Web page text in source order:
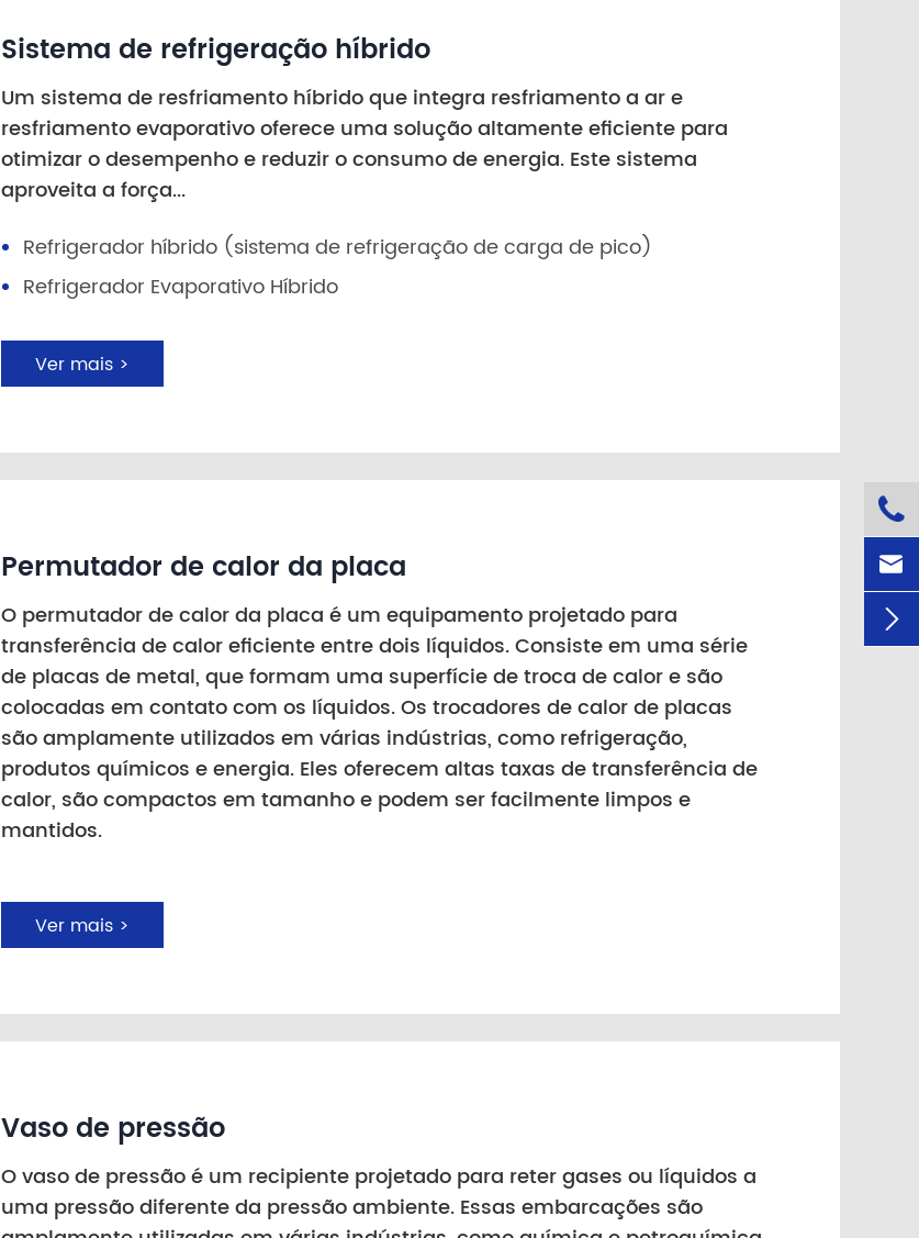
Sistema de refrigeração híbrido
Um sistema de resfriamento híbrido que integra resfriamento a ar e
resfriamento evaporativo oferece uma solução altamente eficiente para
otimizar o desempenho e reduzir o consumo de energia. Este sistema
aproveita a força...
Refrigerador híbrido (sistema de refrigeração de carga de pico)
Refrigerador Evaporativo Híbrido
Ver mais >
Permutador de calor da placa
O permutador de calor da placa é um equipamento projetado para
transferência de calor eficiente entre dois líquidos. Consiste em uma série
de placas de metal, que formam uma superfície de troca de calor e são
colocadas em contato com os líquidos. Os trocadores de calor de placas
são amplamente utilizados em várias indústrias, como refrigeração,
produtos químicos e energia. Eles oferecem altas taxas de transferência de
calor, são compactos em tamanho e podem ser facilmente limpos e
mantidos.
Ver mais >
Vaso de pressão
O vaso de pressão é um recipiente projetado para reter gases ou líquidos a
uma pressão diferente da pressão ambiente. Essas embarcações são


